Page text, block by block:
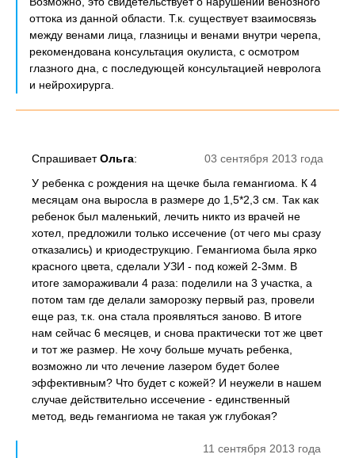
оттока из данной области. Т.к. существует взаимосвязь
между венами лица, глазницы и венами внутри черепа,
рекомендована консультация окулиста, с осмотром
глазного дна, с последующей консультацией невролога
и нейрохирурга.
03 сентября 2013 года
СпрашиваетОльга:
У ребенка с рождения на щечке была гемангиома. К 4
месяцам она выросла в размере до 1,5*2,3 см. Так как
ребенок был маленький, лечить никто из врачей не
хотел, предложили только иссечение (от чего мы сразу
отказались) и криодеструкцию. Гемангиома была ярко
красного цвета, сделали УЗИ - под кожей 2-3мм. В
итоге замораживали 4 раза: поделили на 3 участка, а
потом там где делали заморозку первый раз, провели
еще раз, т.к. она стала проявляться заново. В итоге
нам сейчас 6 месяцев, и снова практически тот же цвет
и тот же размер. Не хочу больше мучать ребенка,
возможно ли что лечение лазером будет более
эффективным? Что будет с кожей? И неужели в нашем
случае действительно иссечение - единственный
метод, ведь гемангиома не такая уж глубокая?
11 сентября 2013 года